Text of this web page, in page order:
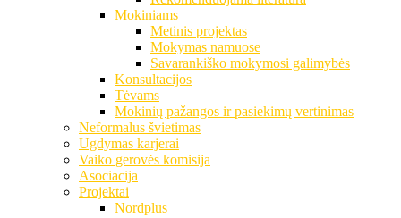
Mokiniams
Metinis projektas
Mokymas namuose
Savarankiško mokymosi galimybės
Konsultacijos
Tėvams
Mokinių pažangos ir pasiekimų vertinimas
Neformalus švietimas
Ugdymas karjerai
Vaiko gerovės komisija
Asociacija
Projektai
Nordplus